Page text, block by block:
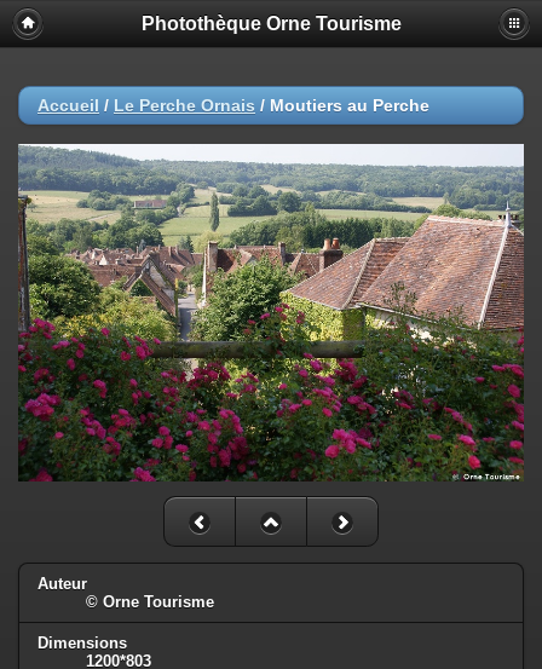
Photothèque Orne Tourisme
Accueil / Le Perche Ornais / Moutiers au Perche
Auteur
© Orne Tourisme
Dimensions
1200*803